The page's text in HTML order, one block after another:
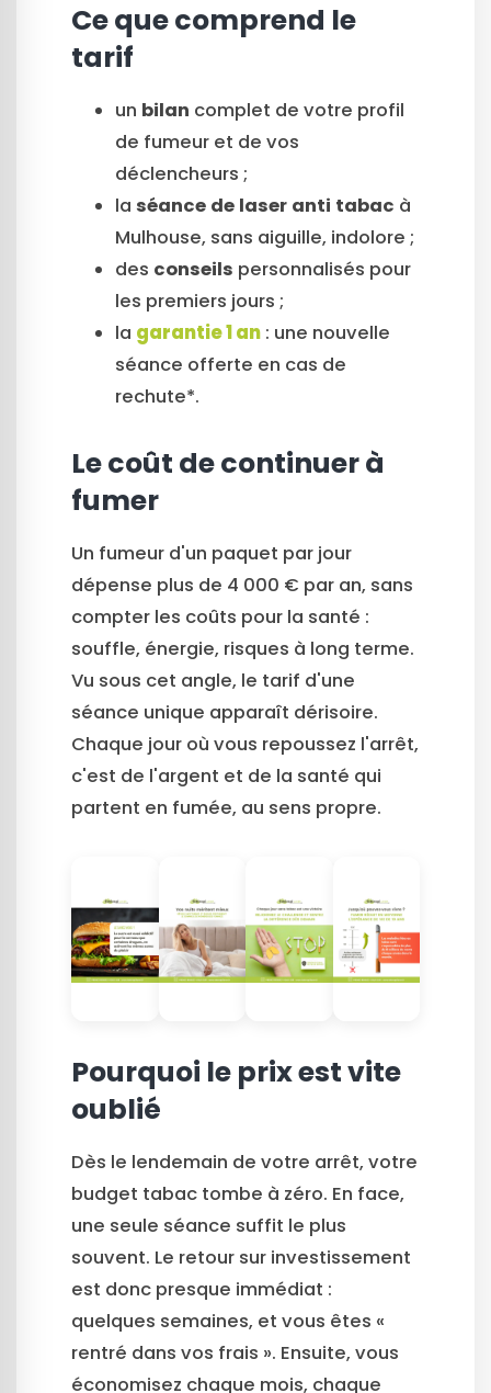
Ce que comprend le
tarif
un bilan complet de votre profil
de fumeur et de vos
déclencheurs ;
la séance de laser anti tabac à
Mulhouse, sans aiguille, indolore ;
des conseils personnalisés pour
les premiers jours ;
la garantie 1 an : une nouvelle
séance offerte en cas de
rechute*.
Le coût de continuer à
fumer
Un fumeur d'un paquet par jour
dépense plus de 4 000 € par an, sans
compter les coûts pour la santé :
souffle, énergie, risques à long terme.
Vu sous cet angle, le tarif d'une
séance unique apparaît dérisoire.
Chaque jour où vous repoussez l'arrêt,
c'est de l'argent et de la santé qui
partent en fumée, au sens propre.
Pourquoi le prix est vite
oublié
Dès le lendemain de votre arrêt, votre
budget tabac tombe à zéro. En face,
une seule séance suffit le plus
souvent. Le retour sur investissement
est donc presque immédiat :
quelques semaines, et vous êtes «
rentré dans vos frais ». Ensuite, vous
économisez chaque mois, chaque